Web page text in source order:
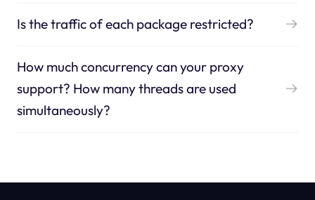
Is the traffic of each package restricted?
How much concurrency can your proxy
support? How many threads are used
simultaneously?